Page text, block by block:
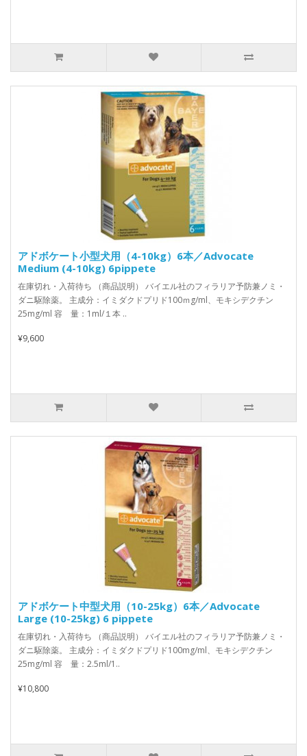
アドボケート小型犬用（4-10kg）6本／Advocate
Medium (4-10kg) 6pippete
在庫切れ・入荷待ち （商品説明） バイエル社のフィラリア予防兼ノミ・
ダニ駆除薬。 主成分：イミダクドプリド100ｍg/ml、モキシデクチン
25mg/ml 容 量：1ml/１本 ..
¥9,600
アドボケート中型犬用（10-25kg）6本／Advocate
Large (10-25kg) 6 pippete
在庫切れ・入荷待ち （商品説明） バイエル社のフィラリア予防兼ノミ・
ダニ駆除薬。 主成分：イミダクドプリド100mg/ml、モキシデクチン
25mg/ml 容 量：2.5ml/1..
¥10,800